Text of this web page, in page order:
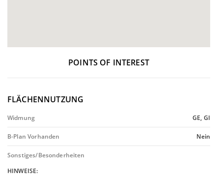
POINTS OF INTEREST
FLÄCHENNUTZUNG
Widmung GE, GI
B-Plan Vorhanden Nein
Sonstiges/Besonderheiten
HINWEISE: